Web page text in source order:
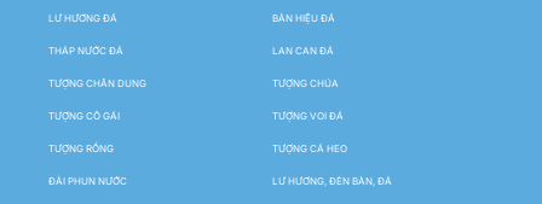
LƯ HƯƠNG ĐÁ BẢN HIỆU ĐÁ
THÁP NƯỚC ĐÁ LAN CAN ĐÁ
TƯỢNG CHÂN DUNG TƯỢNG CHÚA
TƯỢNG CÔ GÁI TƯỢNG VOI ĐÁ
TƯỢNG RỒNG TƯỢNG CÁ HEO
ĐÀI PHUN NƯỚC LƯ HƯƠNG, ĐÈN BÀN, ĐÁ